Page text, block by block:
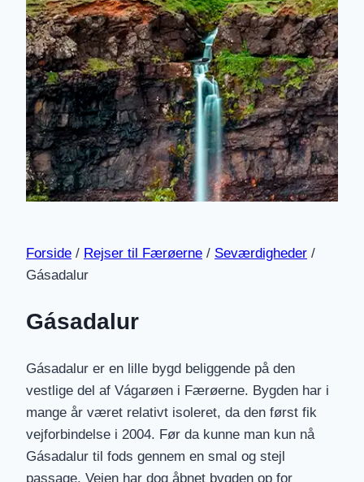
Forside / Rejser til Færøerne / Seværdigheder /
Gásadalur
Gásadalur
Gásadalur er en lille bygd beliggende på den
vestlige del af Vágarøen i Færøerne. Bygden har i
mange år været relativt isoleret, da den først fik
vejforbindelse i 2004. Før da kunne man kun nå
Gásadalur til fods gennem en smal og stejl
passage. Vejen har dog åbnet bygden op for